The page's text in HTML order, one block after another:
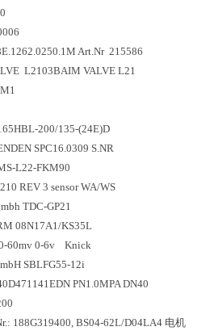
Art.Nr 215586
L2103BAIM VALVE L21
200/135-(24E)D
SPC16.0309 S.NR
L22-FKM90
REV 3 sensor WA/WS
TDC-GP21
08N17A1/KS35L
0-60mv 0-6v Knick
SBLFG55-12i
PN1.0MPA DN40
188G319400, BS04-62L/D04LA4 电机